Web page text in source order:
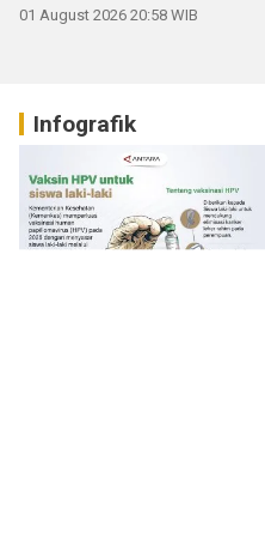
01 August 2026 20:58 WIB
Infografik